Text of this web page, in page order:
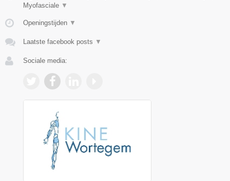
Myofasciale ▼
Openingstijden ▼
Laatste facebook posts ▼
Sociale media: